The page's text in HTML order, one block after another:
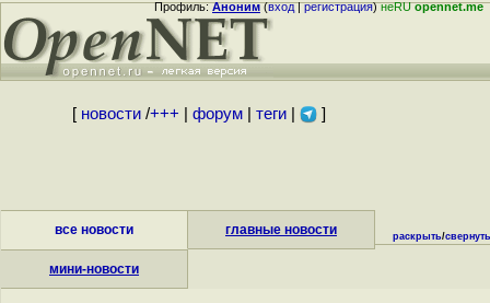
Профиль:Аноним(вход|регистрация)неRUopennet.me
[ новости/+++ форум| теги| ]
все новости главные новости
мини-новости
раскрыть/свернуть